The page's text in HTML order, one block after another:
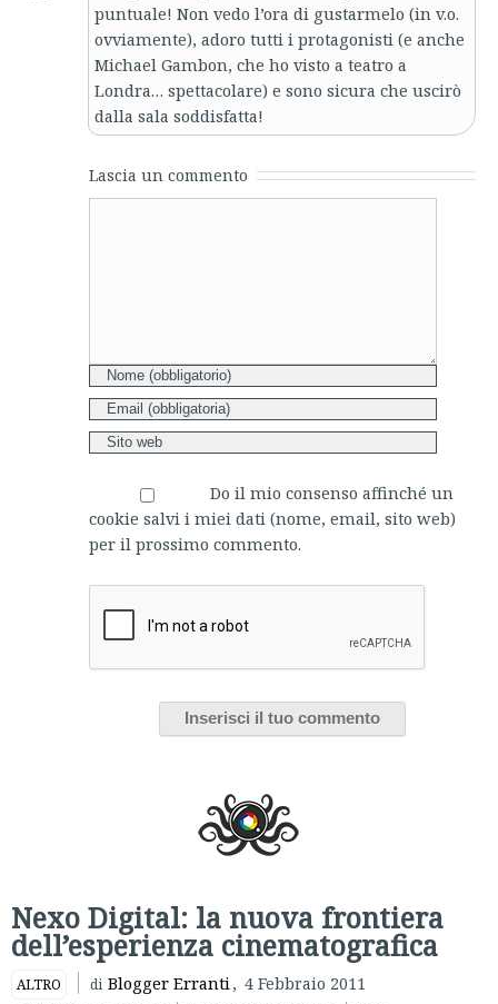
puntuale! Non vedo l’ora di gustarmelo (in v.o.
ovviamente), adoro tutti i protagonisti (e anche
Michael Gambon, che ho visto a teatro a
Londra… spettacolare) e sono sicura che uscirò
dalla sala soddisfatta!
Lascia un commento
Do il mio consenso affinché un
cookie salvi i miei dati (nome, email, sito web)
per il prossimo commento.
Nexo Digital: la nuova frontiera
dell’esperienza cinematografica
ALTRO di Blogger Erranti, 4 Febbraio 2011